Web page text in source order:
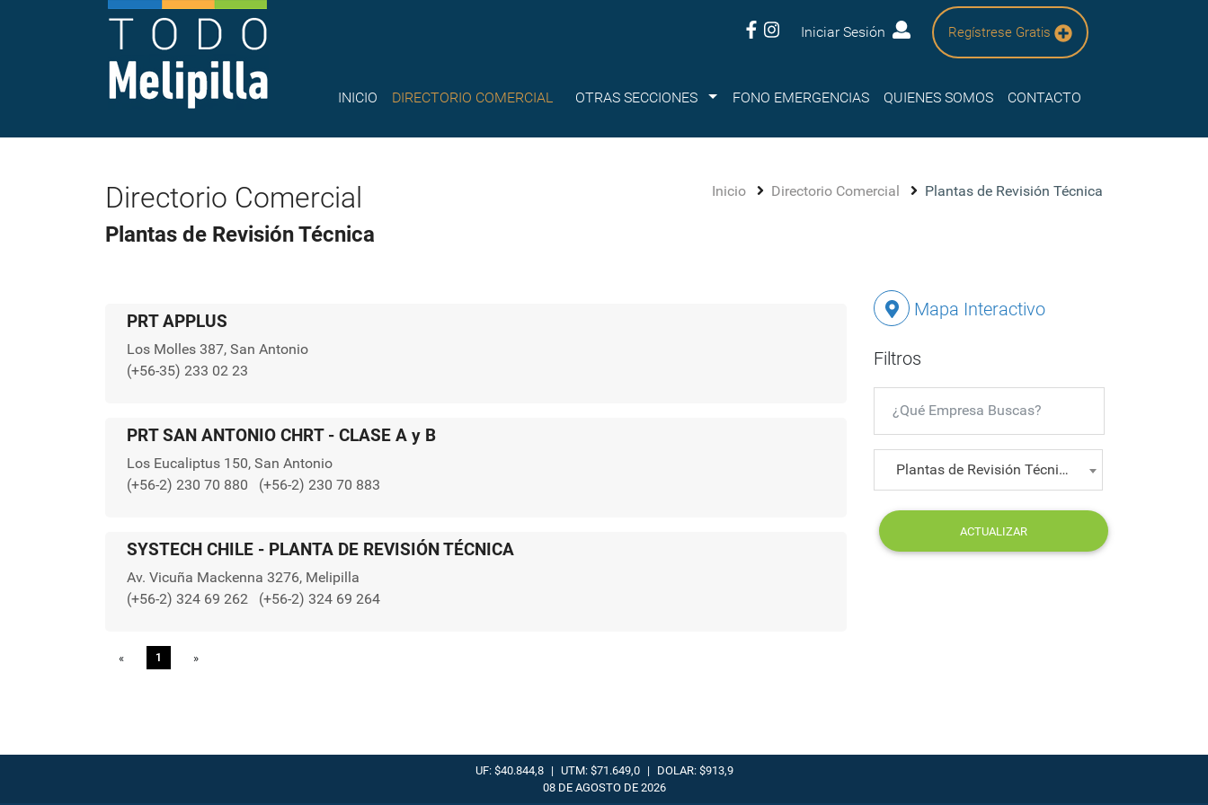
Iniciar Sesión Regístrese Gratis
INICIO DIRECTORIO COMERCIAL OTRAS SECCIONES Submenu
FONO EMERGENCIAS QUIENES SOMOS CONTACTO
Directorio Comercial
Plantas de Revisión Técnica
Inicio Directorio Comercial Plantas de Revisión Técnica
Mapa Interactivo
Filtros
Plantas de Revisión Técnica
ACTUALIZAR
PRT APPLUS
Los Molles 387, San Antonio
(+56-35) 233 02 23
PRT SAN ANTONIO CHRT - CLASE A y B
Los Eucaliptus 150, San Antonio
(+56-2) 230 70 880
(+56-2) 230 70 883
SYSTECH CHILE - PLANTA DE REVISIÓN TÉCNICA
Av. Vicuña Mackenna 3276, Melipilla
(+56-2) 324 69 262
(+56-2) 324 69 264
« Previous
1 »
UF: $40.844,8 | UTM: $71.649,0 |
DOLAR: $913,9
08 DE AGOSTO DE 2026